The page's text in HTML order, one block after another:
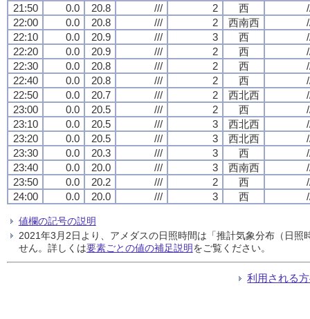
21:50
0.0 20.8 /// 2 西
22:00
0.0 20.8 /// 2 西南西
22:10
0.0 20.9 /// 3 西
22:20
0.0 20.9 /// 2 西
22:30
0.0 20.8 /// 2 西
22:40
0.0 20.8 /// 2 西
22:50
0.0 20.7 /// 2 西北西
23:00
0.0 20.5 /// 2 西
23:10
0.0 20.5 /// 3 西北西
23:20
0.0 20.5 /// 3 西北西
23:30
0.0 20.3 /// 3 西
23:40
0.0 20.0 /// 3 西南西
23:50
0.0 20.2 /// 2 西
24:00
0.0 20.0 /// 3 西
値欄の記号の説明
2021年3月2日より、アメダスの日照時間は「推計気象分布（日
せん。詳しくは要素ごとの値の補足説明をご覧ください。
利用される